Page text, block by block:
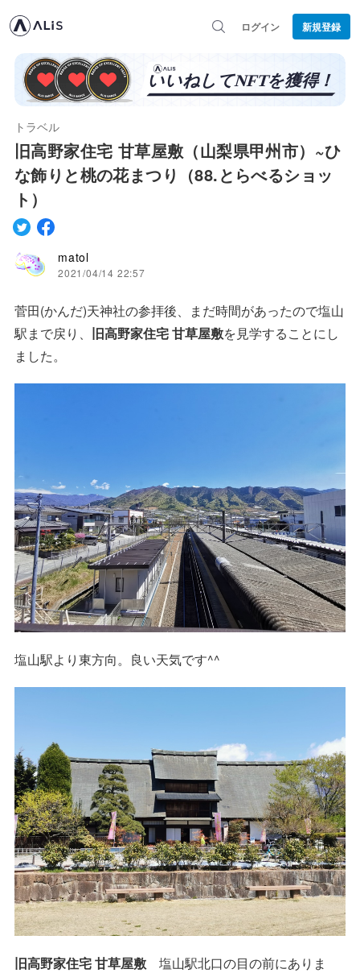
ログイン 新規登録
トラベル
旧高野家住宅 甘草屋敷（山梨県甲州市）~ひ
な飾りと桃の花まつり（88.とらべるショッ
ト）
matol
2021/04/14 22:57
菅田(かんだ)天神社の参拝後、まだ時間があったので塩山
駅まで戻り、 旧高野家住宅 甘草屋敷を見学することにし
ました。
塩山駅より東方向。良い天気です^^
旧高野家住宅 甘草屋敷 塩山駅北口の目の前にありま